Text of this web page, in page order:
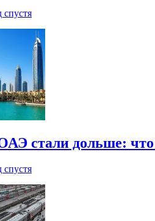
спустя
стали дольше: что
спустя